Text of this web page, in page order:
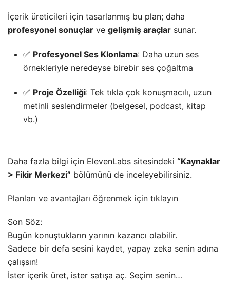
İçerik üreticileri için tasarlanmış bu plan; daha
profesyonel sonuçlar ve gelişmiş araçlar sunar.
✅ Profesyonel Ses Klonlama: Daha uzun ses
örnekleriyle neredeyse birebir ses çoğaltma
✅ Proje Özelliği: Tek tıkla çok konuşmacılı, uzun
metinli seslendirmeler (belgesel, podcast, kitap
vb.)
Daha fazla bilgi için ElevenLabs sitesindeki “Kaynaklar
> Fikir Merkezi” bölümünü de inceleyebilirsiniz.
Planları ve avantajları öğrenmek için tıklayın
Son Söz:
Bugün konuştukların yarının kazancı olabilir.
Sadece bir defa sesini kaydet, yapay zeka senin adına
çalışsın!
İster içerik üret, ister satışa aç. Seçim senin…